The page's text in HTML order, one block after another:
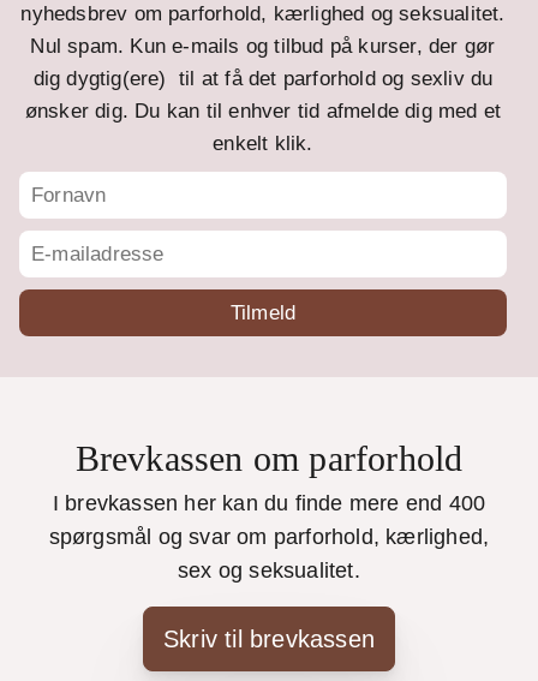
nyhedsbrev om parforhold, kærlighed og seksualitet.
Nul spam. Kun e-mails og tilbud på kurser, der gør
dig dygtig(ere) til at få det parforhold og sexliv du
ønsker dig. Du kan til enhver tid afmelde dig med et
enkelt klik.
Brevkassen om parforhold
I brevkassen her kan du finde mere end 400
spørgsmål og svar om parforhold, kærlighed,
sex og seksualitet.
Skriv til brevkassen